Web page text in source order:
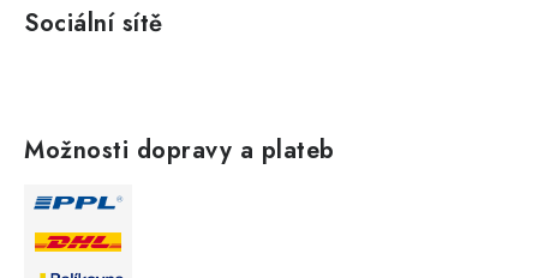
Sociální sítě
Možnosti dopravy a plateb